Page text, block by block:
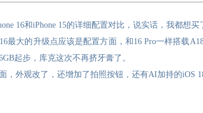
16和iPhone 15的详细配置对比，说实话，我都想买
最大的升级点应该是配置方面，和16 Pro一样搭载
起步，库克这次不再挤牙膏了。
，外观改了，还增加了拍照按钮，还有AI加持的iOS